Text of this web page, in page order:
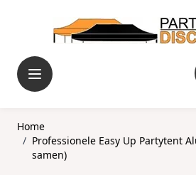
Home
/ Professionele Easy Up Partytent
samen)